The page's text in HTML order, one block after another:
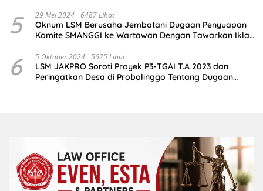
5 29 Mei 2024 6487 Lihat
Oknum LSM Berusaha Jembatani Dugaan Penyuapan
Komite SMANGGI ke Wartawan Dengan Tawarkan Iklan
6 5 Oktober 2024 5625 Lihat
LSM JAKPRO Soroti Proyek P3-TGAI T.A 2023 dan
Peringatkan Desa di Probolinggo Tentang Dugaan